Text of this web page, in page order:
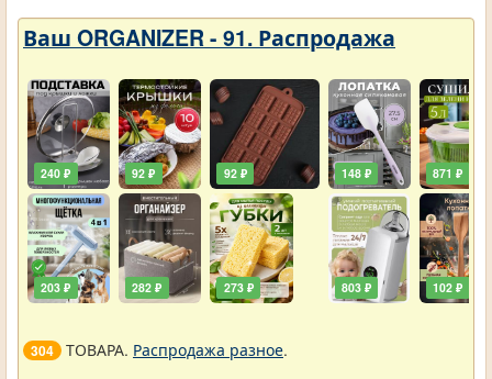
Ваш ORGANIZER - 91. Распродажа
240 ₽
203 ₽
92 ₽
282 ₽
92 ₽
273 ₽
148 ₽
803 ₽
871 ₽
102 ₽
304 ТОВАРА. Распродажа разное.